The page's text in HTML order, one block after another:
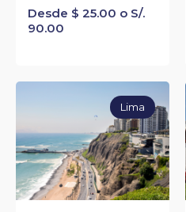
Desde $ 25.00 o S/.
90.00
Lima